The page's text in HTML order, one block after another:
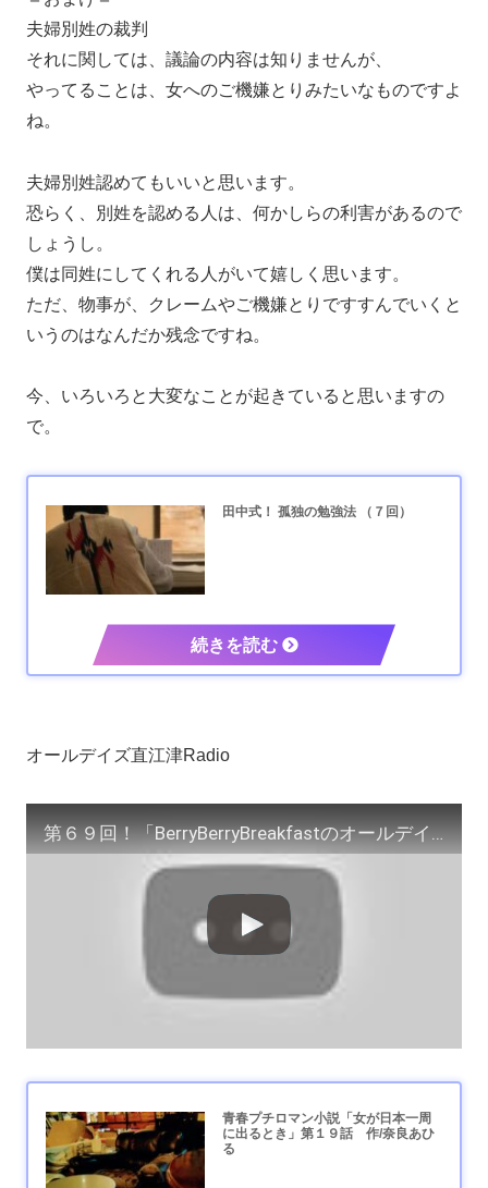
夫婦別姓の裁判
それに関しては、議論の内容は知りませんが、
やってることは、女へのご機嫌とりみたいなものですよ
ね。
夫婦別姓認めてもいいと思います。
恐らく、別姓を認める人は、何かしらの利害があるので
しょうし。
僕は同姓にしてくれる人がいて嬉しく思います。
ただ、物事が、クレームやご機嫌とりですすんでいくと
いうのはなんだか残念ですね。
今、いろいろと大変なことが起きていると思いますの
で。
田中式！ 孤独の勉強法 （７回）
オールデイズ直江津Radio
第６９回！「BerryBerryBreakfastのオールデイズ直江津Radio」ヨーグルト田中とDJシューカイ
青春プチロマン小説「女が日本一周
に出るとき」第１９話 作/奈良あひ
る